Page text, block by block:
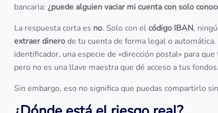
bancaria: ¿puede alguien vaciar mi cuenta con solo
La respuesta corta es no. Solo con elcódigo IBAN,
extraer dinerode tu cuenta de forma legal o automática.
identificador, una especie de «dirección postal» para
pero no es una llave maestra que dé acceso a tus fondos.
Sin embargo, eso no significa que puedas compartirlo